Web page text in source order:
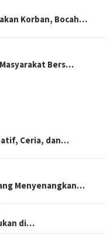
Korban, Bocah…
Bers…
Ceria, dan…
Menyenangkan…
di…